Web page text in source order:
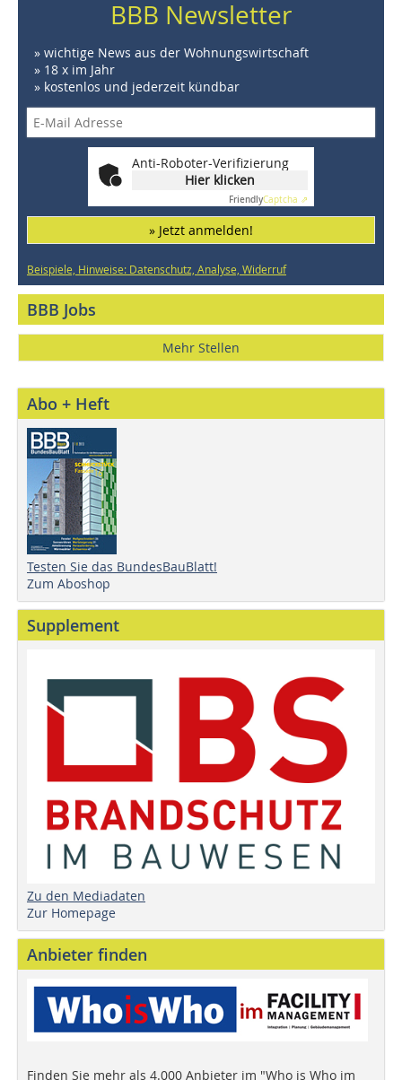
BBB Newsletter
» wichtige News aus der Wohnungswirtschaft
» 18 x im Jahr
» kostenlos und jederzeit kündbar
Anti-Roboter-Verifizierung
Hier klicken
FriendlyCaptcha ⇗
» Jetzt anmelden!
Beispiele, Hinweise: Datenschutz, Analyse, Widerruf
BBB Jobs
Mehr Stellen
Abo + Heft
Testen Sie das BundesBauBlatt!
Zum Aboshop
Supplement
Zu den Mediadaten
Zur Homepage
Anbieter finden
Finden Sie mehr als 4.000 Anbieter im "Who is Who im